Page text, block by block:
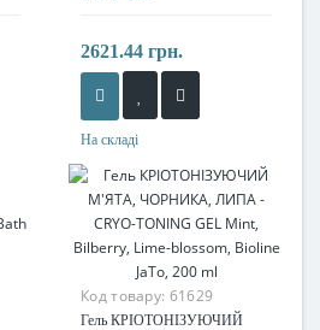
2621.44 грн.
На складі
Код товару: 61629
Гель КРІОТОНІЗУЮЧИЙ